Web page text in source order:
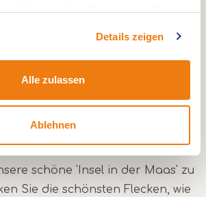
im Rahmen Ihrer Nutzung der Dienste
Details zeigen
Alle zulassen
Ablehnen
können in unserem
abgestellt werden, der
ist.
Gegend mit viel Natur
schöne 'Insel in der Maas' zu
Sie die schönsten Flecken, wie